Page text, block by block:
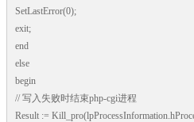
SetLastError(0);
exit;
end
else
begin
// 写入失败时结束php-cgi进程
Result :=